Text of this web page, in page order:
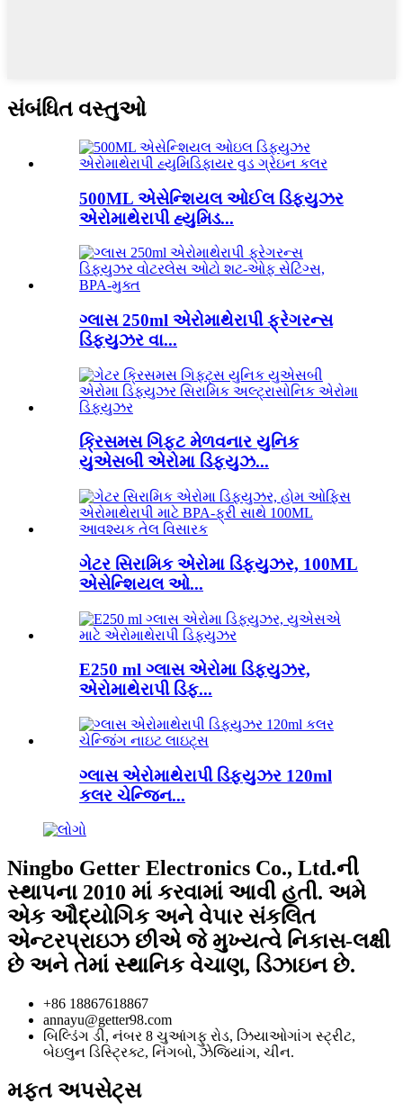
સંબંધિત વસ્તુઓ
500ML એસેન્શિયલ ઓઈલ ડિફ્યુઝર
એરોમાથેરાપી હ્યુમિડ...
ગ્લાસ 250ml એરોમાથેરાપી ફ્રેગરન્સ
ડિફ્યુઝર વા...
ક્રિસમસ ગિફ્ટ મેળવનાર યુનિક
યુએસબી એરોમા ડિફ્યુઝ...
ગેટર સિરામિક એરોમા ડિફ્યુઝર, 100ML
એસેન્શિયલ ઓ...
E250 ml ગ્લાસ એરોમા ડિફ્યુઝર,
એરોમાથેરાપી ડિફ...
ગ્લાસ એરોમાથેરાપી ડિફ્યુઝર 120ml
કલર ચેન્જિન...
Ningbo Getter Electronics Co., Ltd.ની
સ્થાપના 2010 માં કરવામાં આવી હતી. અમે
એક ઔદ્યોગિક અને વેપાર સંકલિત
એન્ટરપ્રાઇઝ છીએ જે મુખ્યત્વે નિકાસ-લક્ષી
છે અને તેમાં સ્થાનિક વેચાણ, ડિઝાઇન છે.
+86 18867618867
annayu@getter98.com
બિલ્ડિંગ ડી, નંબર 8 ચુઆંગફુ રોડ, ઝિયાઓગાંગ સ્ટ્રીટ,
બેઇલુન ડિસ્ટ્રિક્ટ, નિંગબો, ઝેજિયાંગ, ચીન.
મફત અપસેટ્સ